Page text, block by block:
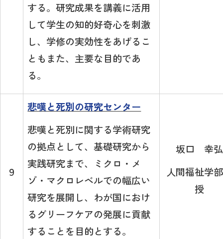
する。研究成果を講義に活用
して学生の知的好奇心を刺激
し、学修の実効性をあげるこ
ともまた、主要な目的であ
る。
９
悲嘆と死別の研究センター
悲嘆と死別に関する学術研究
の拠点として、基礎研究から
実践研究まで、ミクロ・メ
ゾ・マクロレベルでの幅広い
研究を展開し、わが国におけ
るグリーフケアの発展に貢献
することを目的とする。
坂口 幸弘
人間福祉学
授